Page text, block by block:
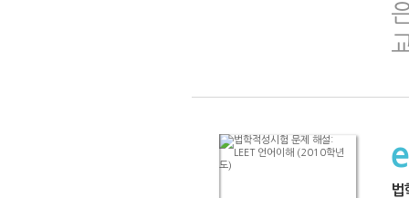
법